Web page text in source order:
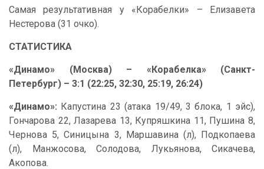
Самая результативная у «Корабелки» – Елизавета
Нестерова (31 очко).
СТАТИСТИКА
«Динамо» (Москва) – «Корабелка» (Санкт-
Петербург) – 3:1 (22:25, 32:30, 25:19, 26:24)
«Динамо»: Капустина 23 (атака 19/49, 3 блока, 1 эйс),
Гончарова 22, Лазарева 13, Купряшкина 11, Пушина 8,
Чернова 5, Синицына 3, Маршавина (л), Подкопаева
(л), Манжосова, Солодова, Лукьянова, Сикачева,
Акопова.